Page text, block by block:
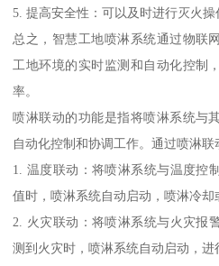
5. 提高安全性：可以及时进行灭火操
总之，智慧工地喷淋系统通过物联
工地环境的实时监测和自动化控制
率。
喷淋联动的功能是指将喷淋系统与
自动化控制和协调工作。通过喷淋联
1. 温度联动：将喷淋系统与温度控
值时，喷淋系统自动启动，喷淋冷却
2. 火灾联动：将喷淋系统与火灾报
测到火灾时，喷淋系统自动启动，进